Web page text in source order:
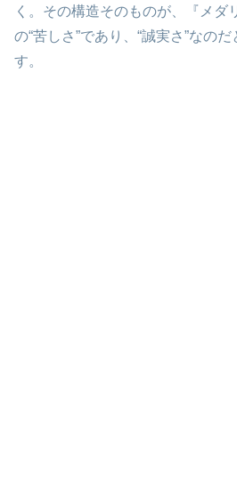
く。その構造そのものが、『メダ
の“苦しさ”であり、“誠実さ”なの
す。